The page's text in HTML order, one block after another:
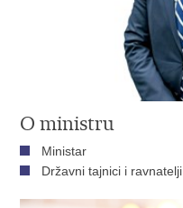
O ministru
Ministar
Državni tajnici i ravnatelji